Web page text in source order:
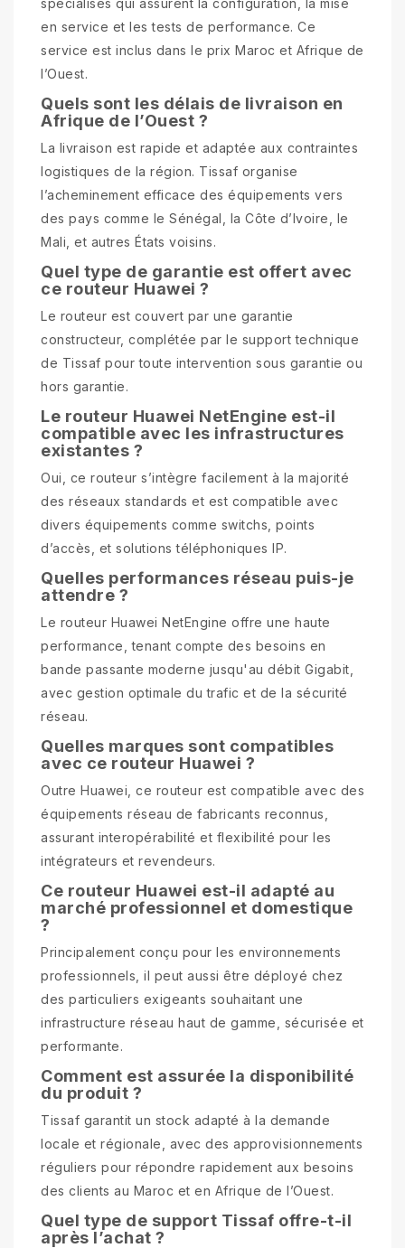
en service et les tests de performance. Ce
service est inclus dans le prix Maroc et Afrique de
l’Ouest.
Quels sont les délais de livraison en
Afrique de l’Ouest ?
La livraison est rapide et adaptée aux contraintes
logistiques de la région. Tissaf organise
l’acheminement efficace des équipements vers
des pays comme le Sénégal, la Côte d’Ivoire, le
Mali, et autres États voisins.
Quel type de garantie est offert avec
ce routeur Huawei ?
Le routeur est couvert par une garantie
constructeur, complétée par le support technique
de Tissaf pour toute intervention sous garantie ou
hors garantie.
Le routeur Huawei NetEngine est-il
compatible avec les infrastructures
existantes ?
Oui, ce routeur s’intègre facilement à la majorité
des réseaux standards et est compatible avec
divers équipements comme switchs, points
d’accès, et solutions téléphoniques IP.
Quelles performances réseau puis-je
attendre ?
Le routeur Huawei NetEngine offre une haute
performance, tenant compte des besoins en
bande passante moderne jusqu'au débit Gigabit,
avec gestion optimale du trafic et de la sécurité
réseau.
Quelles marques sont compatibles
avec ce routeur Huawei ?
Outre Huawei, ce routeur est compatible avec des
équipements réseau de fabricants reconnus,
assurant interopérabilité et flexibilité pour les
intégrateurs et revendeurs.
Ce routeur Huawei est-il adapté au
marché professionnel et domestique
?
Principalement conçu pour les environnements
professionnels, il peut aussi être déployé chez
des particuliers exigeants souhaitant une
infrastructure réseau haut de gamme, sécurisée et
performante.
Comment est assurée la disponibilité
du produit ?
Tissaf garantit un stock adapté à la demande
locale et régionale, avec des approvisionnements
réguliers pour répondre rapidement aux besoins
des clients au Maroc et en Afrique de l’Ouest.
Quel type de support Tissaf offre-t-il
après l’achat ?